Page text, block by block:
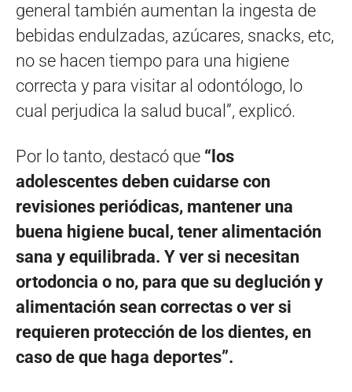
general también aumentan la ingesta de
bebidas endulzadas, azúcares, snacks, etc,
no se hacen tiempo para una higiene
correcta y para visitar al odontólogo, lo
cual perjudica la salud bucal”, explicó.
Por lo tanto, destacó que “los
adolescentes deben cuidarse con
revisiones periódicas, mantener una
buena higiene bucal, tener alimentación
sana y equilibrada. Y ver si necesitan
ortodoncia o no, para que su deglución y
alimentación sean correctas o ver si
requieren protección de los dientes, en
caso de que haga deportes”.